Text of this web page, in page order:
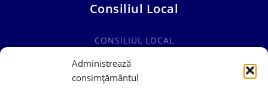
Administrează
consimțământul
Consiliul Local
CONSILIUL LOCAL
COMISII SPECIALITATE
HOTĂRÂRI CONSILIUL LOCAL